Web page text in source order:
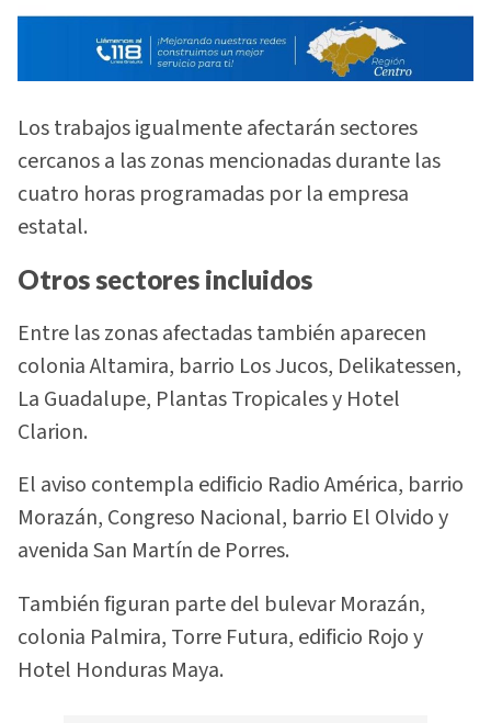
Los trabajos igualmente afectarán sectores
cercanos a las zonas mencionadas durante las
cuatro horas programadas por la empresa
estatal.
Otros sectores incluidos
Entre las zonas afectadas también aparecen
colonia Altamira, barrio Los Jucos, Delikatessen,
La Guadalupe, Plantas Tropicales y Hotel
Clarion.
El aviso contempla edificio Radio América, barrio
Morazán, Congreso Nacional, barrio El Olvido y
avenida San Martín de Porres.
También figuran parte del bulevar Morazán,
colonia Palmira, Torre Futura, edificio Rojo y
Hotel Honduras Maya.